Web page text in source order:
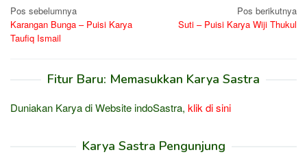
Navigasi
pos
Pos sebelumnya
Karangan Bunga – Puisi Karya
Taufiq Ismail
Pos berikutnya
Suti – Puisi Karya Wiji Thukul
Fitur Baru: Memasukkan Karya Sastra
Duniakan Karya di Website indoSastra, klik di sini
Karya Sastra Pengunjung